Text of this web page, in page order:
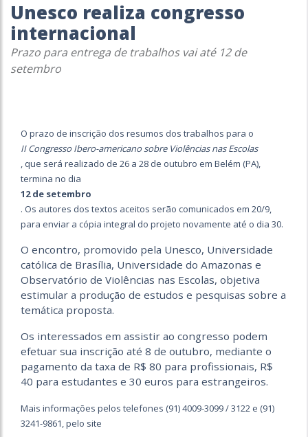
Unesco realiza congresso
internacional
Prazo para entrega de trabalhos vai até 12 de
setembro
O prazo de inscrição dos resumos dos trabalhos para o
II Congresso Ibero-americano sobre Violências nas Escolas
, que será realizado de 26 a 28 de outubro em Belém (PA),
termina no dia
12 de setembro
. Os autores dos textos aceitos serão comunicados em 20/9,
para enviar a cópia integral do projeto novamente até o dia 30.
O encontro, promovido pela Unesco, Universidade
católica de Brasília, Universidade do Amazonas e
Observatório de Violências nas Escolas, objetiva
estimular a produção de estudos e pesquisas sobre a
temática proposta.
Os interessados em assistir ao congresso podem
efetuar sua inscrição até 8 de outubro, mediante o
pagamento da taxa de R$ 80 para profissionais, R$
40 para estudantes e 30 euros para estrangeiros.
Mais informações pelos telefones (91) 4009-3099 / 3122 e (91)
3241-9861, pelo site